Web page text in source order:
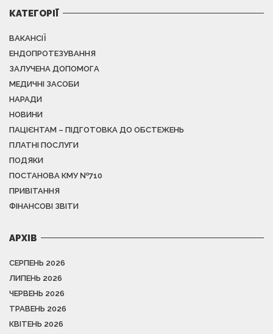
КАТЕГОРІЇ
ВАКАНСІЇ
ЕНДОПРОТЕЗУВАННЯ
ЗАЛУЧЕНА ДОПОМОГА
МЕДИЧНІ ЗАСОБИ
НАРАДИ
НОВИНИ
ПАЦІЄНТАМ – ПІДГОТОВКА ДО ОБСТЕЖЕНЬ
ПЛАТНІ ПОСЛУГИ
ПОДЯКИ
ПОСТАНОВА КМУ №710
ПРИВІТАННЯ
ФІНАНСОВІ ЗВІТИ
АРХІВ
СЕРПЕНЬ 2026
ЛИПЕНЬ 2026
ЧЕРВЕНЬ 2026
ТРАВЕНЬ 2026
КВІТЕНЬ 2026